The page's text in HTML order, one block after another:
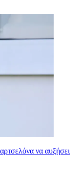
να αυξήσει